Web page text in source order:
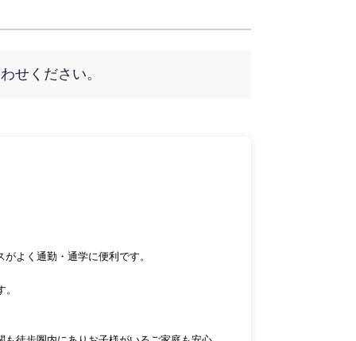
せください。
よく通勤・通学に便利です。